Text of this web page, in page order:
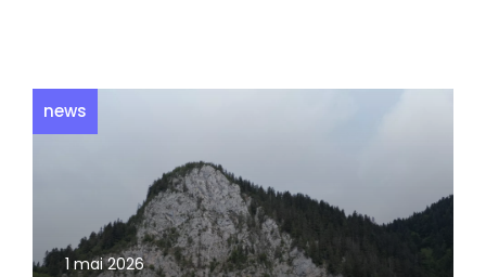
news
1 mai 2026